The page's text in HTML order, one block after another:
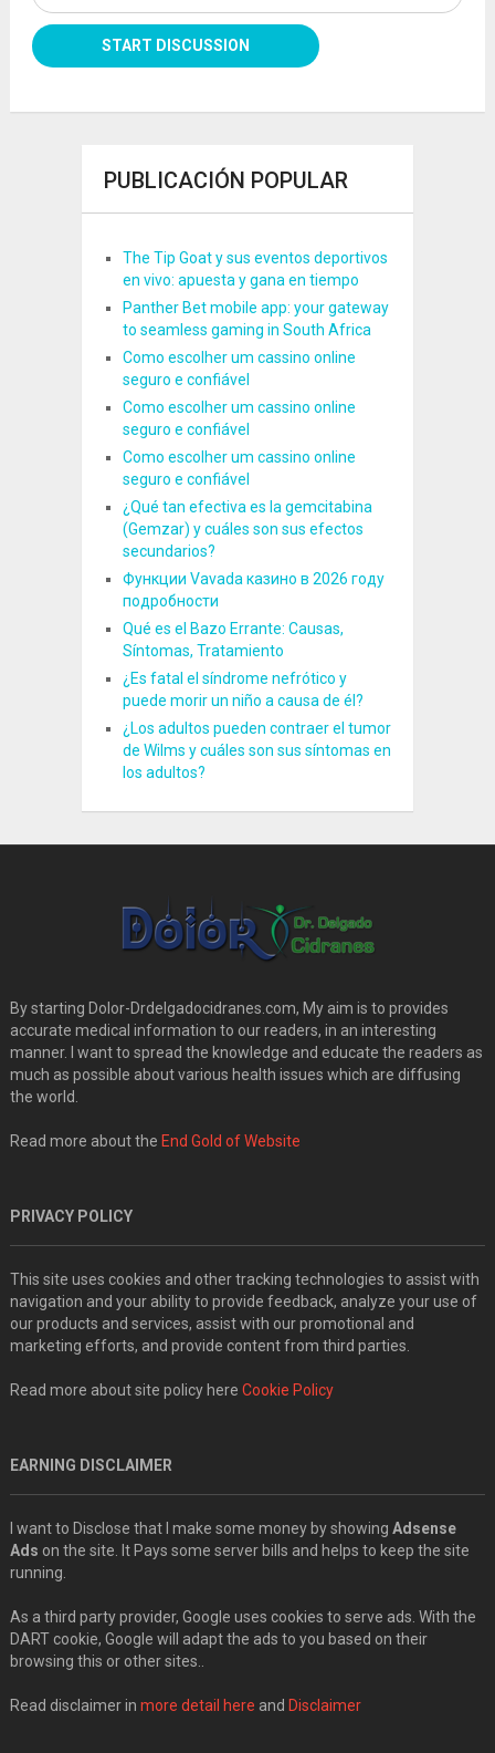
PUBLICACIÓN POPULAR
The Tip Goat y sus eventos deportivos
en vivo: apuesta y gana en tiempo
Panther Bet mobile app: your gateway
to seamless gaming in South Africa
Como escolher um cassino online
seguro e confiável
Como escolher um cassino online
seguro e confiável
Como escolher um cassino online
seguro e confiável
¿Qué tan efectiva es la gemcitabina
(Gemzar) y cuáles son sus efectos
secundarios?
Функции Vavada казино в 2026 году
подробности
Qué es el Bazo Errante: Causas,
Síntomas, Tratamiento
¿Es fatal el síndrome nefrótico y
puede morir un niño a causa de él?
¿Los adultos pueden contraer el tumor
de Wilms y cuáles son sus síntomas en
los adultos?
By starting Dolor-Drdelgadocidranes.com, My aim is to provides
accurate medical information to our readers, in an interesting
manner. I want to spread the knowledge and educate the readers as
much as possible about various health issues which are diffusing
the world.
Read more about the End Gold of Website
PRIVACY POLICY
This site uses cookies and other tracking technologies to assist with
navigation and your ability to provide feedback, analyze your use of
our products and services, assist with our promotional and
marketing efforts, and provide content from third parties.
Read more about site policy here Cookie Policy
EARNING DISCLAIMER
I want to Disclose that I make some money by showing Adsense
Ads on the site. It Pays some server bills and helps to keep the site
running.
As a third party provider, Google uses cookies to serve ads. With the
DART cookie, Google will adapt the ads to you based on their
browsing this or other sites..
Read disclaimer in more detail here and Disclaimer